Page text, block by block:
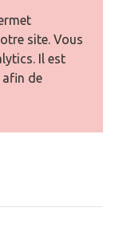
site. Vous
Il est
afin de